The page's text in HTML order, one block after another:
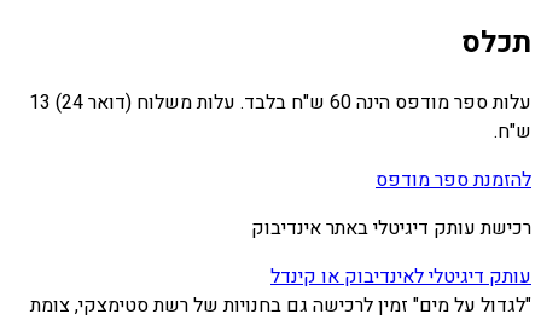
תכלס
עלות ספר מודפס הינה 60 ש"ח בלבד. עלות משלוח (דואר 24) 13
ש"ח.
להזמנת ספר מודפס
רכישת עותק דיגיטלי באתר אינדיבוק
עותק דיגיטלי לאינדיבוק או קינדל
"לגדול על מים" זמין לרכישה גם בחנויות של רשת סטימצקי, צומת